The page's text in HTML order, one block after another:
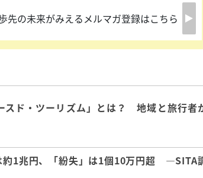
先の未来がみえるメルマガ登録はこちら
スド・ツーリズム」とは？ 地域と旅行者
約1兆円、「紛失」は1個10万円超 ―SITA